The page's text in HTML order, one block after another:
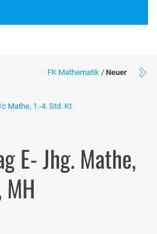
FK Mathematik / Neuer
Mathe, 1.-4. Std. Kt
E- Jhg. Mathe,